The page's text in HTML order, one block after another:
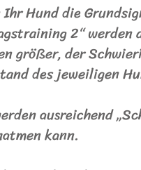
Ihr Hund die
2“ werden
größer, der
des jeweiligen
ausreichend
kann.